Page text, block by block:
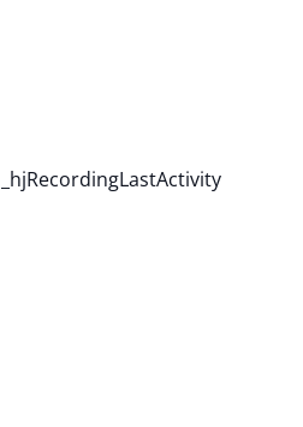
_hjRecordingLastActivity